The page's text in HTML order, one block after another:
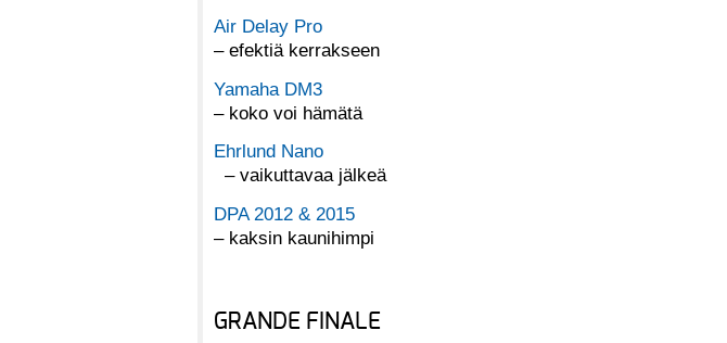
Air Delay Pro
– efektiä kerrakseen
Yamaha DM3
– koko voi hämätä
Ehrlund Nano
– vaikuttavaa jälkeä
DPA 2012 & 2015
– kaksin kaunihimpi
GRANDE FINALE